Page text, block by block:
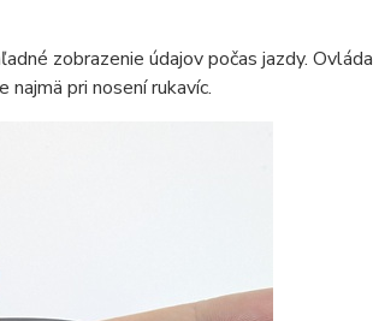
zobrazenie údajov počas jazdy.
pri nosení rukavíc.